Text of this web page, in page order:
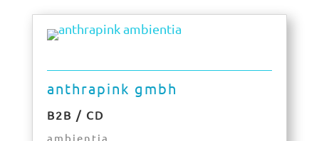
anthrapink gmbh
B2B / CD
ambientia